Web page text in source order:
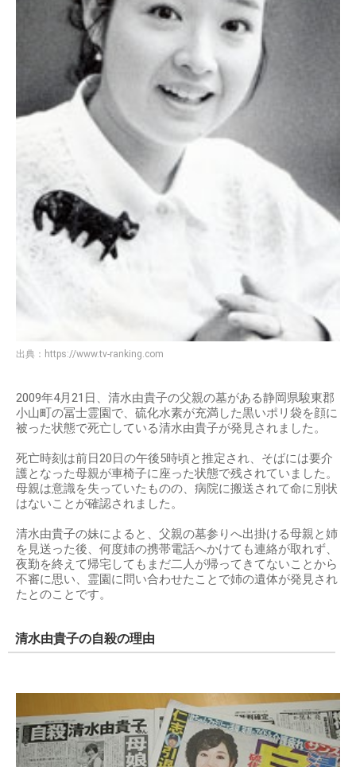
出典： https://www.tv-ranking.com
2009年4月21日、清水由貴子の父親の墓がある静岡県駿東郡
小山町の冨士霊園で、硫化水素が充満した黒いポリ袋を顔に
被った状態で死亡している清水由貴子が発見されました。
死亡時刻は前日20日の午後5時頃と推定され、そばには要介
護となった母親が車椅子に座った状態で残されていました。
母親は意識を失っていたものの、病院に搬送されて命に別状
はないことが確認されました。
清水由貴子の妹によると、父親の墓参りへ出掛ける母親と姉
を見送った後、何度姉の携帯電話へかけても連絡が取れず、
夜勤を終えて帰宅してもまだ二人が帰ってきてないことから
不審に思い、霊園に問い合わせたことで姉の遺体が発見され
たとのことです。
清水由貴子の自殺の理由